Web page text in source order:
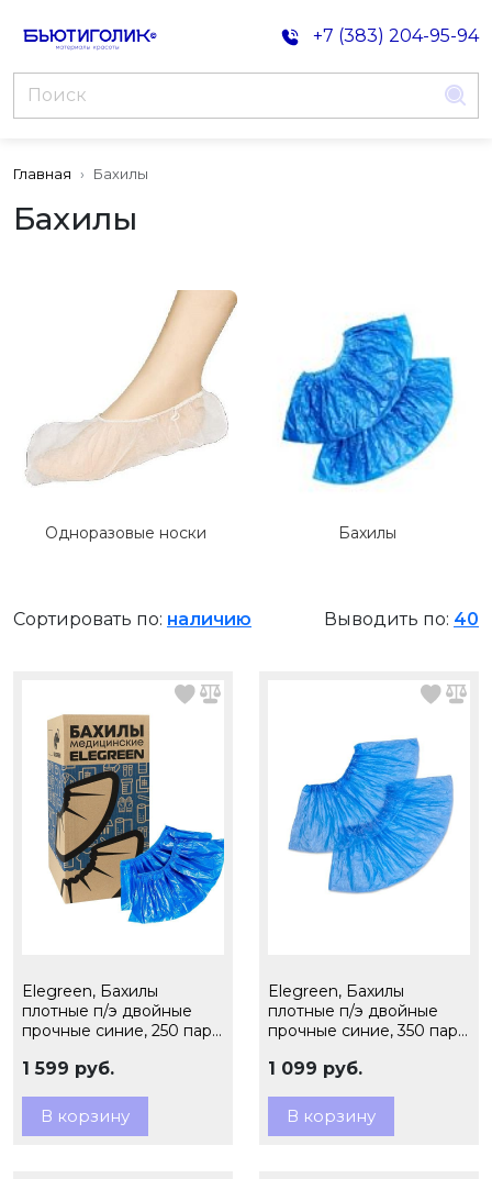
+7 (383) 204-95-94
Главная Бахилы
Бахилы
Одноразовые носки Бахилы
Сортировать по: наличию Выводить по: 40
Elegreen, Бахилы
плотные п/э двойные
прочные синие, 250 пар,
1 599 руб.
В корзину
Elegreen, Бахилы
плотные п/э двойные
прочные синие, 350 пар,
1 099 руб.
В корзину